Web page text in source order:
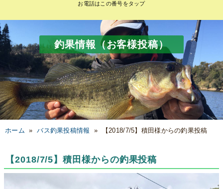
お電話はこの番号をタップ
釣果情報（お客様投稿）
ホーム »バス釣果投稿情報 » 【2018/7/5】積田様からの釣果投稿
【2018/7/5】積田様からの釣果投稿